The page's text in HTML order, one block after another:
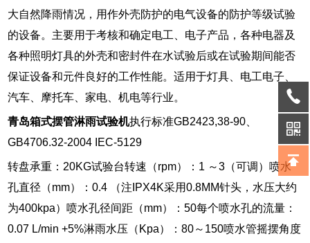
大自然降雨情况，用作外壳防护的电气设备的防护等级试验
的设备。主要用于考核和确定电工、电子产品，各种电器及
各种照明灯具的外壳和密封件在水试验后或在试验期间能否
保证设备和元件良好的工作性能。适用于灯具、电工电子、
汽车、摩托车、家电、机电等行业。
青岛箱式摆管淋雨试验机执行标准GB2423,38-90、
GB4706.32-2004 IEC-5129
转盘承重：20KG试验台转速（rpm）：1 ～3（可调）喷水
孔直径（mm）：0.4 （注IPX4K采用0.8MM针头，水压大约
为400kpa）喷水孔径间距（mm）：50每个喷水孔的流量：
0.07 L/min +5%淋雨水压（Kpa）：80～150喷水管摇摆角度